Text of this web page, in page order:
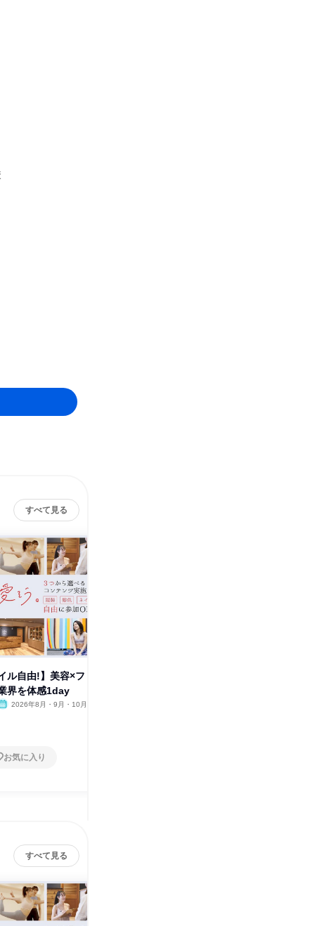
すべて見る
ル自由!】美容×フ
界を体感1day
2026年8月・9月・10月
お気に入り
すべて見る